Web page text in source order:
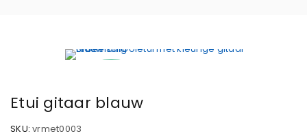
Etui gitaar blauw
SKU: vrmet0003